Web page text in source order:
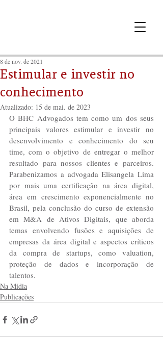
Estimular e investir no
conhecimento
8 de nov. de 2021
Atualizado: 15 de mai. de 2023
O BHC Advogados tem como um dos seus
principais valores estimular e investir no
desenvolvimento e conhecimento do seu
time, com o objetivo de entregar o melhor
resultado para nossos clientes e parceiros.
Parabenizamos a advogada Elisangela Lima
por mais uma certificação na área digital,
área em crescimento exponencialmente no
Brasil, pela conclusão do curso de extensão
em M&A de Ativos Digitais, que aborda
temas envolvendo fusões e aquisições de
empresas da área digital e aspectos críticos
da compra de startups, como valuation,
proteção de dados e incorporação de
talentos.
Na Mídia
Publicações